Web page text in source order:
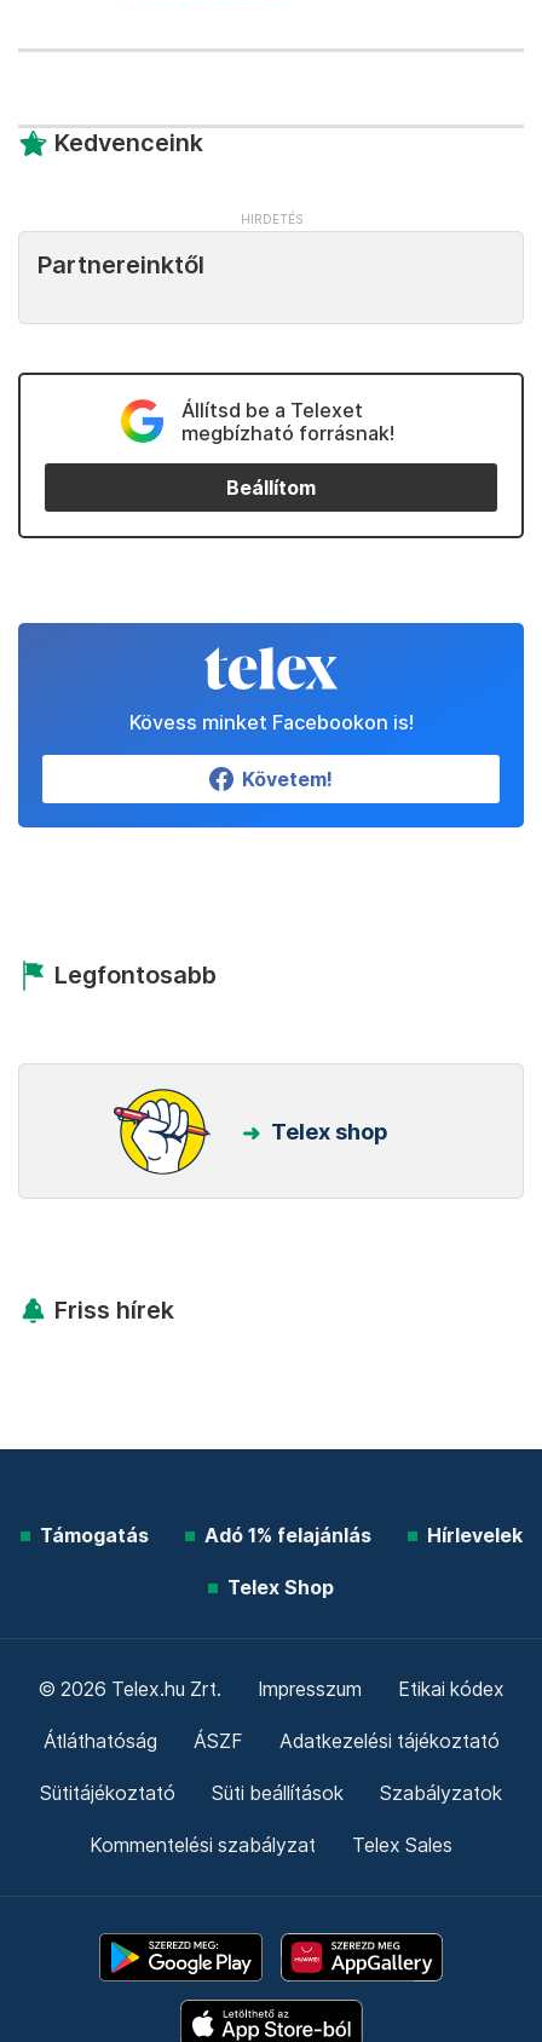
Kedvenceink
Partnereinktől
Állítsd be a Telexet
megbízható forrásnak!
Beállítom
Kövess minket Facebookon is!
Követem!
Legfontosabb
Telex shop
Friss hírek
Támogatás Adó 1% felajánlás Hírlevelek
Telex Shop
© 2026 Telex.hu Zrt. Impresszum Etikai kódex
Átláthatóság ÁSZF Adatkezelési tájékoztató
Sütitájékoztató Süti beállítások Szabályzatok
Kommentelési szabályzat Telex Sales